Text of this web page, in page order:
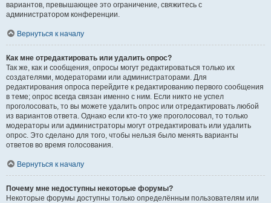
вариантов, превышающее это ограничение, свяжитесь с
администратором конференции.
Вернуться к началу
Как мне отредактировать или удалить опрос?
Так же, как и сообщения, опросы могут редактироваться только их
создателями, модераторами или администраторами. Для
редактирования опроса перейдите к редактированию первого сообщения
в теме; опрос всегда связан именно с ним. Если никто не успел
проголосовать, то вы можете удалить опрос или отредактировать любой
из вариантов ответа. Однако если кто-то уже проголосовал, то только
модераторы или администраторы могут отредактировать или удалить
опрос. Это сделано для того, чтобы нельзя было менять варианты
ответов во время голосования.
Вернуться к началу
Почему мне недоступны некоторые форумы?
Некоторые форумы доступны только определённым пользователям или